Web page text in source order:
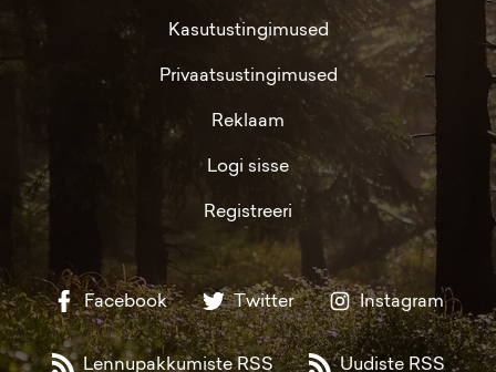
Kasutustingimused
Privaatsustingimused
Reklaam
Logi sisse
Registreeri
Facebook Twitter Instagram
Lennupakkumiste RSS Uudiste RSS